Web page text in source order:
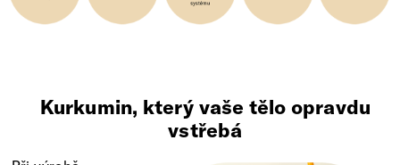
Kurkumin, který vaše tělo opravdu
vstřebá